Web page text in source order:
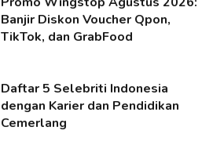
Banjir Diskon Voucher Qpon,
TikTok, dan GrabFood
Daftar 5 Selebriti Indonesia
dengan Karier dan Pendidikan
Cemerlang